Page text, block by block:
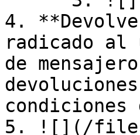
4.
radicado al
de
condiciones
5. ![](/files/